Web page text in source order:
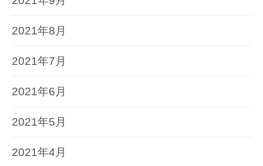
2021年8月
2021年7月
2021年6月
2021年5月
2021年4月